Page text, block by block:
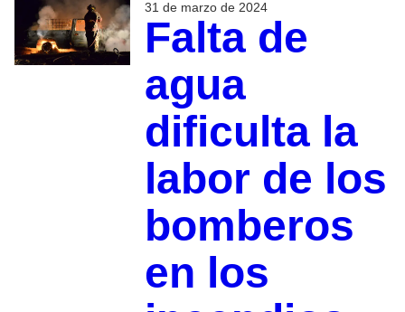
31 de marzo de 2024
Falta de
agua
dificulta la
labor de los
bomberos
en los